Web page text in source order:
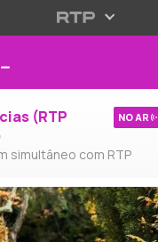
(RTP
simultâneo com RTP
NO AR